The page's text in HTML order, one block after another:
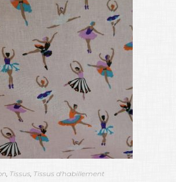
, Tissus, Tissus d'habillement